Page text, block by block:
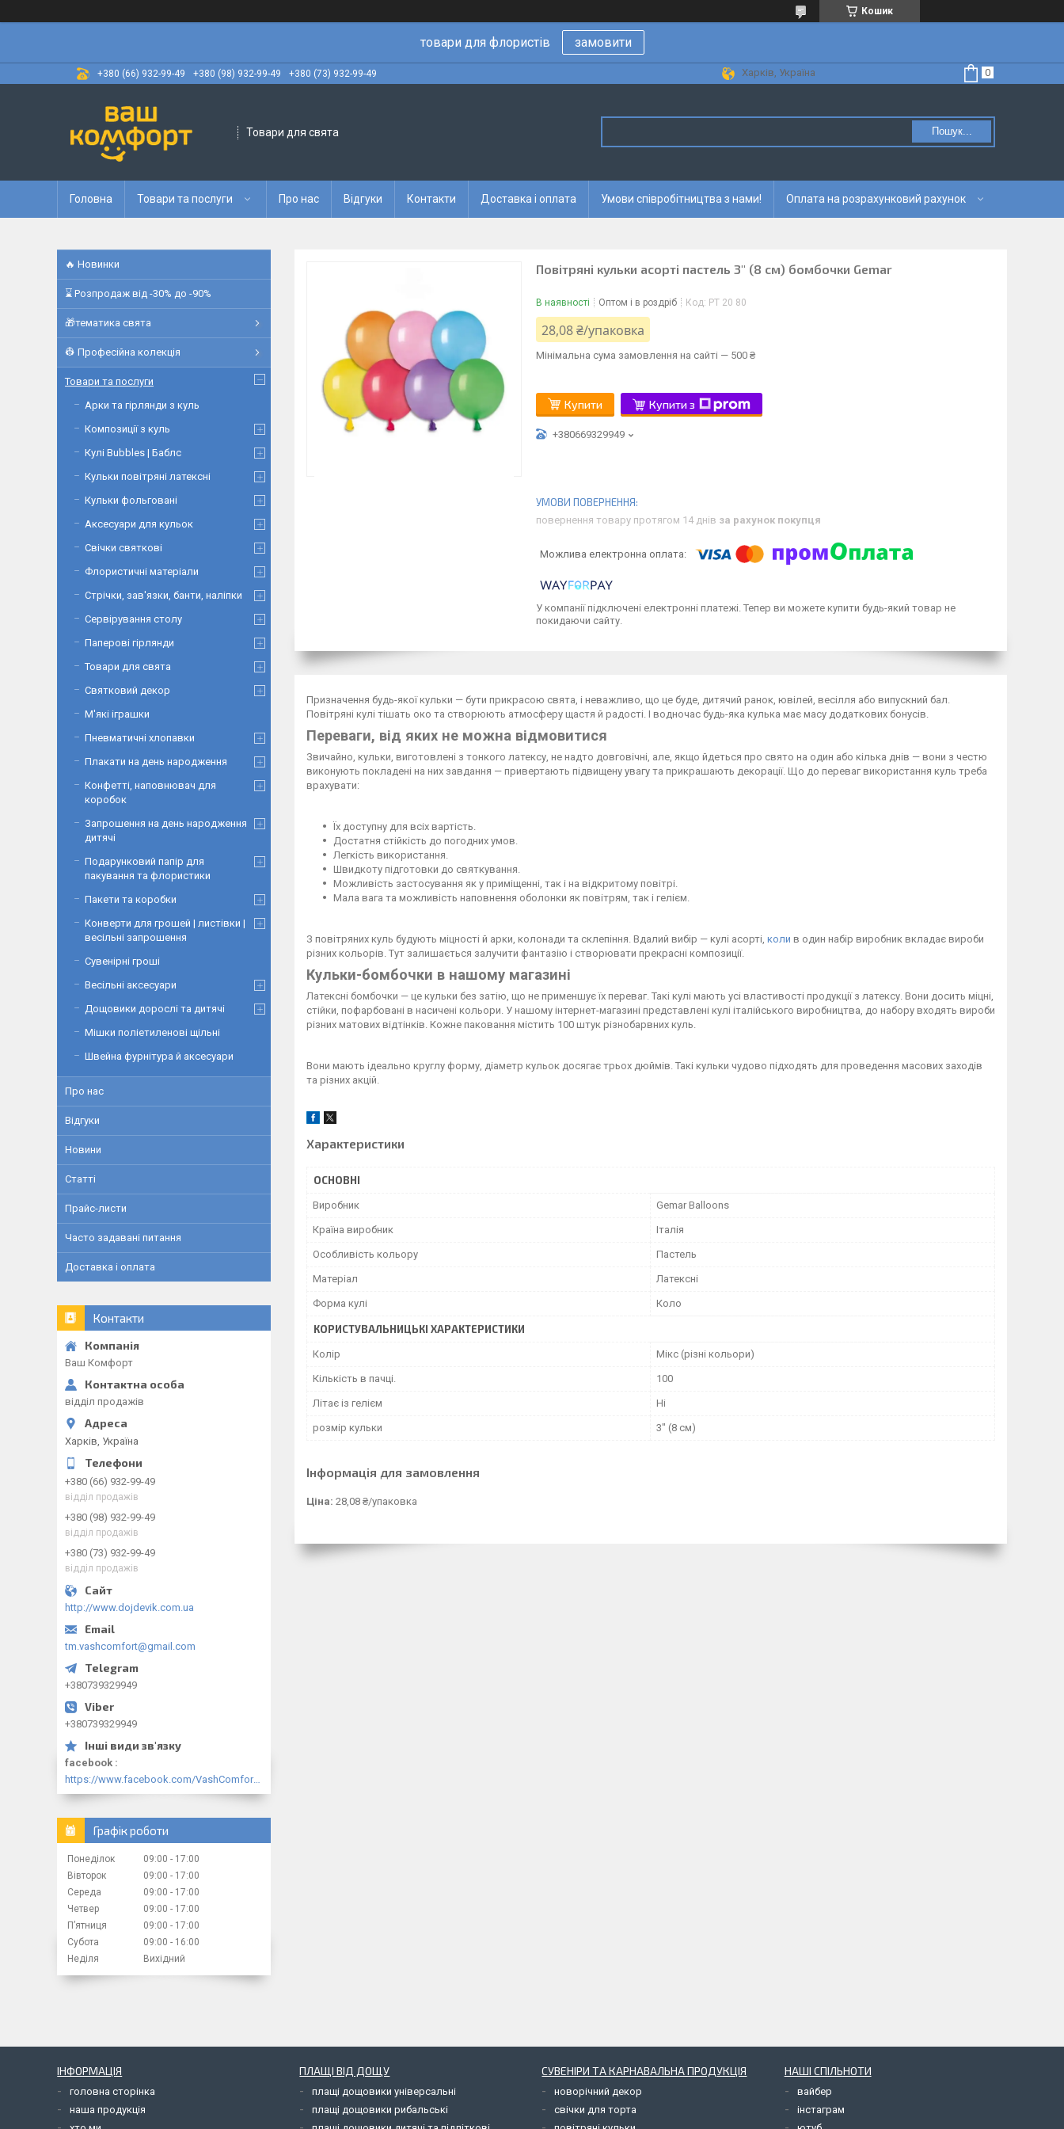
Кошик
товари для флористів замовити
+380 (66) 932-99-49 +380 (98) 932-99-49 +380 (73) 932-99-49 Харків, Україна
Товари для свята Пошук...
Головна Товари та послуги Про нас Відгуки Контакти Доставка і оплата Умови співробітництва з нами! Оплата на розрахунковий рахунок
Повітряні кульки асорті пастель 3" (8 см) бомбочки Gemar
В наявності Оптом і в роздріб Код: PT 20 80
28,08 ₴/упаковка
Мінімальна сума замовлення на сайті — 500 ₴
Купити Купити з
+380669329949
повернення товару протягом 14 днів за рахунок покупця
У компанії підключені електронні платежі. Тепер ви можете купити будь-який товар не
покидаючи сайту.
Призначення будь-якої кульки — бути прикрасою свята, і неважливо, що це буде, дитячий ранок, ювілей, весілля або випускний бал.
Повітряні кулі тішать око та створюють атмосферу щастя й радості. І водночас будь-яка кулька має масу додаткових бонусів.
Переваги, від яких не можна відмовитися
Звичайно, кульки, виготовлені з тонкого латексу, не надто довговічні, але, якщо йдеться про свято на один або кілька днів — вони з честю
виконують покладені на них завдання — привертають підвищену увагу та прикрашають декорації. Що до переваг використання куль треба
врахувати:
Їх доступну для всіх вартість.
Достатня стійкість до погодних умов.
Легкість використання.
Швидкоту підготовки до святкування.
Можливість застосування як у приміщенні, так і на відкритому повітрі.
Мала вага та можливість наповнення оболонки як повітрям, так і гелієм.
З повітряних куль будують міцності й арки, колонади та склепіння. Вдалий вибір — кулі асорті, коли в один набір виробник вкладає вироби
різних кольорів. Тут залишається залучити фантазію і створювати прекрасні композиції.
Кульки-бомбочки в нашому магазині
Латексні бомбочки — це кульки без затію, що не применшує їх переваг. Такі кулі мають усі властивості продукції з латексу. Вони досить міцні,
стійки, пофарбовані в насичені кольори. У нашому інтернет-магазині представлені кулі італійського виробництва, до набору входять вироби
різних матових відтінків. Кожне паковання містить 100 штук різнобарвних куль.
Вони мають ідеально круглу форму, діаметр кульок досягає трьох дюймів. Такі кульки чудово підходять для проведення масових заходів
та різних акцій.
Характеристики
ОСНОВНІ
Виробник Gemar Balloons
Країна виробник Італія
Особливість кольору Пастель
Матеріал Латексні
Форма кулі Коло
КОРИСТУВАЛЬНИЦЬКІ ХАРАКТЕРИСТИКИ
Колір Мікс (різні кольори)
Кількість в пачці. 100
Літає із гелієм Ні
розмір кульки 3" (8 см)
Інформація для замовлення
Ціна: 28,08 ₴/упаковка
🔥 Новинки
⌛ Розпродаж від -30% до -90%
🎁тематика свята
👷 Професійна колекція
Товари та послуги
Арки та гірлянди з куль
Композиції з куль
Кулі Bubbles | Баблс
Кульки повітряні латексні
Кульки фольговані
Аксесуари для кульок
Свічки святкові
Флористичні матеріали
Стрічки, зав'язки, банти, наліпки
Сервірування столу
Паперові гірлянди
Товари для свята
Святковий декор
М'які іграшки
Пневматичні хлопавки
Плакати на день народження
Конфетті, наповнювач для
коробок
Запрошення на день народження
дитячі
Подарунковий папір для
пакування та флористики
Пакети та коробки
Конверти для грошей | листівки |
весільні запрошення
Сувенірні гроші
Весільні аксесуари
Дощовики дорослі та дитячі
Мішки поліетиленові щільні
Швейна фурнітура й аксесуари
Про нас
Відгуки
Новини
Статті
Прайс-листи
Часто задавані питання
Доставка і оплата
Контакти
Ваш Комфорт
відділ продажів
Харків, Україна
+380 (66) 932-99-49
відділ продажів
+380 (98) 932-99-49
відділ продажів
+380 (73) 932-99-49
відділ продажів
http://www.dojdevik.com.ua
tm.vashcomfort@gmail.com
+380739329949
+380739329949
facebook
https://www.facebook.com/VashComfort.ua/
Графік роботи
Понеділок 09:00
17:00
Вівторок
09:00
17:00
Середа
09:00
17:00
Четвер
09:00
17:00
Пʼятниця
09:00
17:00
Субота
09:00
16:00
Неділя
Вихідний
ІНФОРМАЦІЯ
головна сторінка
наша продукція
ПЛАЩІ ВІД ДОЩУ
плащі дощовики універсальні
плащі дощовики рибальські
СУВЕНІРИ ТА КАРНАВАЛЬНА ПРОДУКЦІЯ
новорічний декор
свічки для торта
НАШІ СПІЛЬНОТИ
вайбер
інстаграм